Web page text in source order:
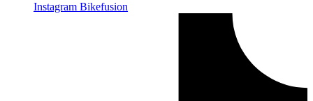
Instagram Bikefusion